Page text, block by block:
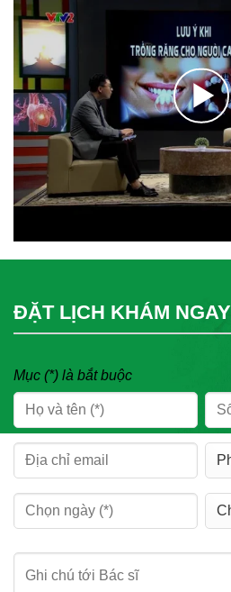
ĐẶT LỊCH KHÁM NGAY
Mục (*) là bắt buộc